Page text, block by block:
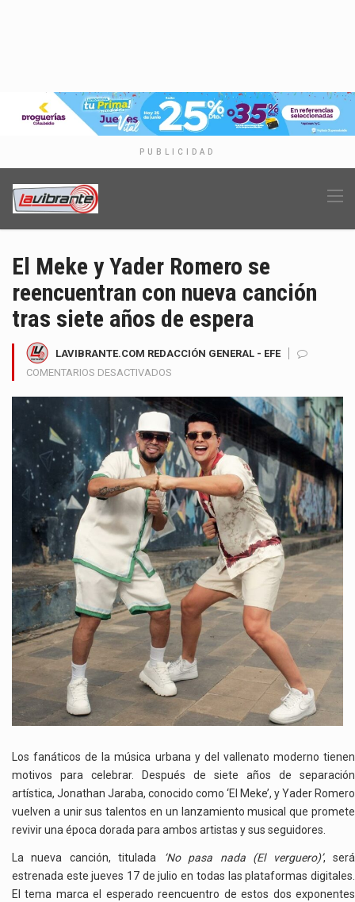
PUBLICIDAD
El Meke y Yader Romero se
reencuentran con nueva canción
tras siete años de espera
LAVIBRANTE.COM REDACCIÓN GENERAL - EFE
COMENTARIOS DESACTIVADOS
MEKE
Y
YADER
ROMERO
SE
REENCUENTRAN
CON
NUEVA
CANCIÓN
TRAS
SIETE
AÑOS
DE
ESPERA
Los fanáticos de la música urbana y del vallenato moderno tienen
motivos para celebrar. Después de siete años de separación
artística, Jonathan Jaraba, conocido como ‘El Meke’, y Yader Romero
vuelven a unir sus talentos en un lanzamiento musical que promete
revivir una época dorada para ambos artistas y sus seguidores.
La nueva canción, titulada ‘No pasa nada (El verguero)’, será
estrenada este jueves 17 de julio en todas las plataformas digitales.
El tema marca el esperado reencuentro de estos dos exponentes